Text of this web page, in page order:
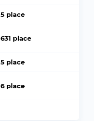
5 place
631 place
5 place
6 place